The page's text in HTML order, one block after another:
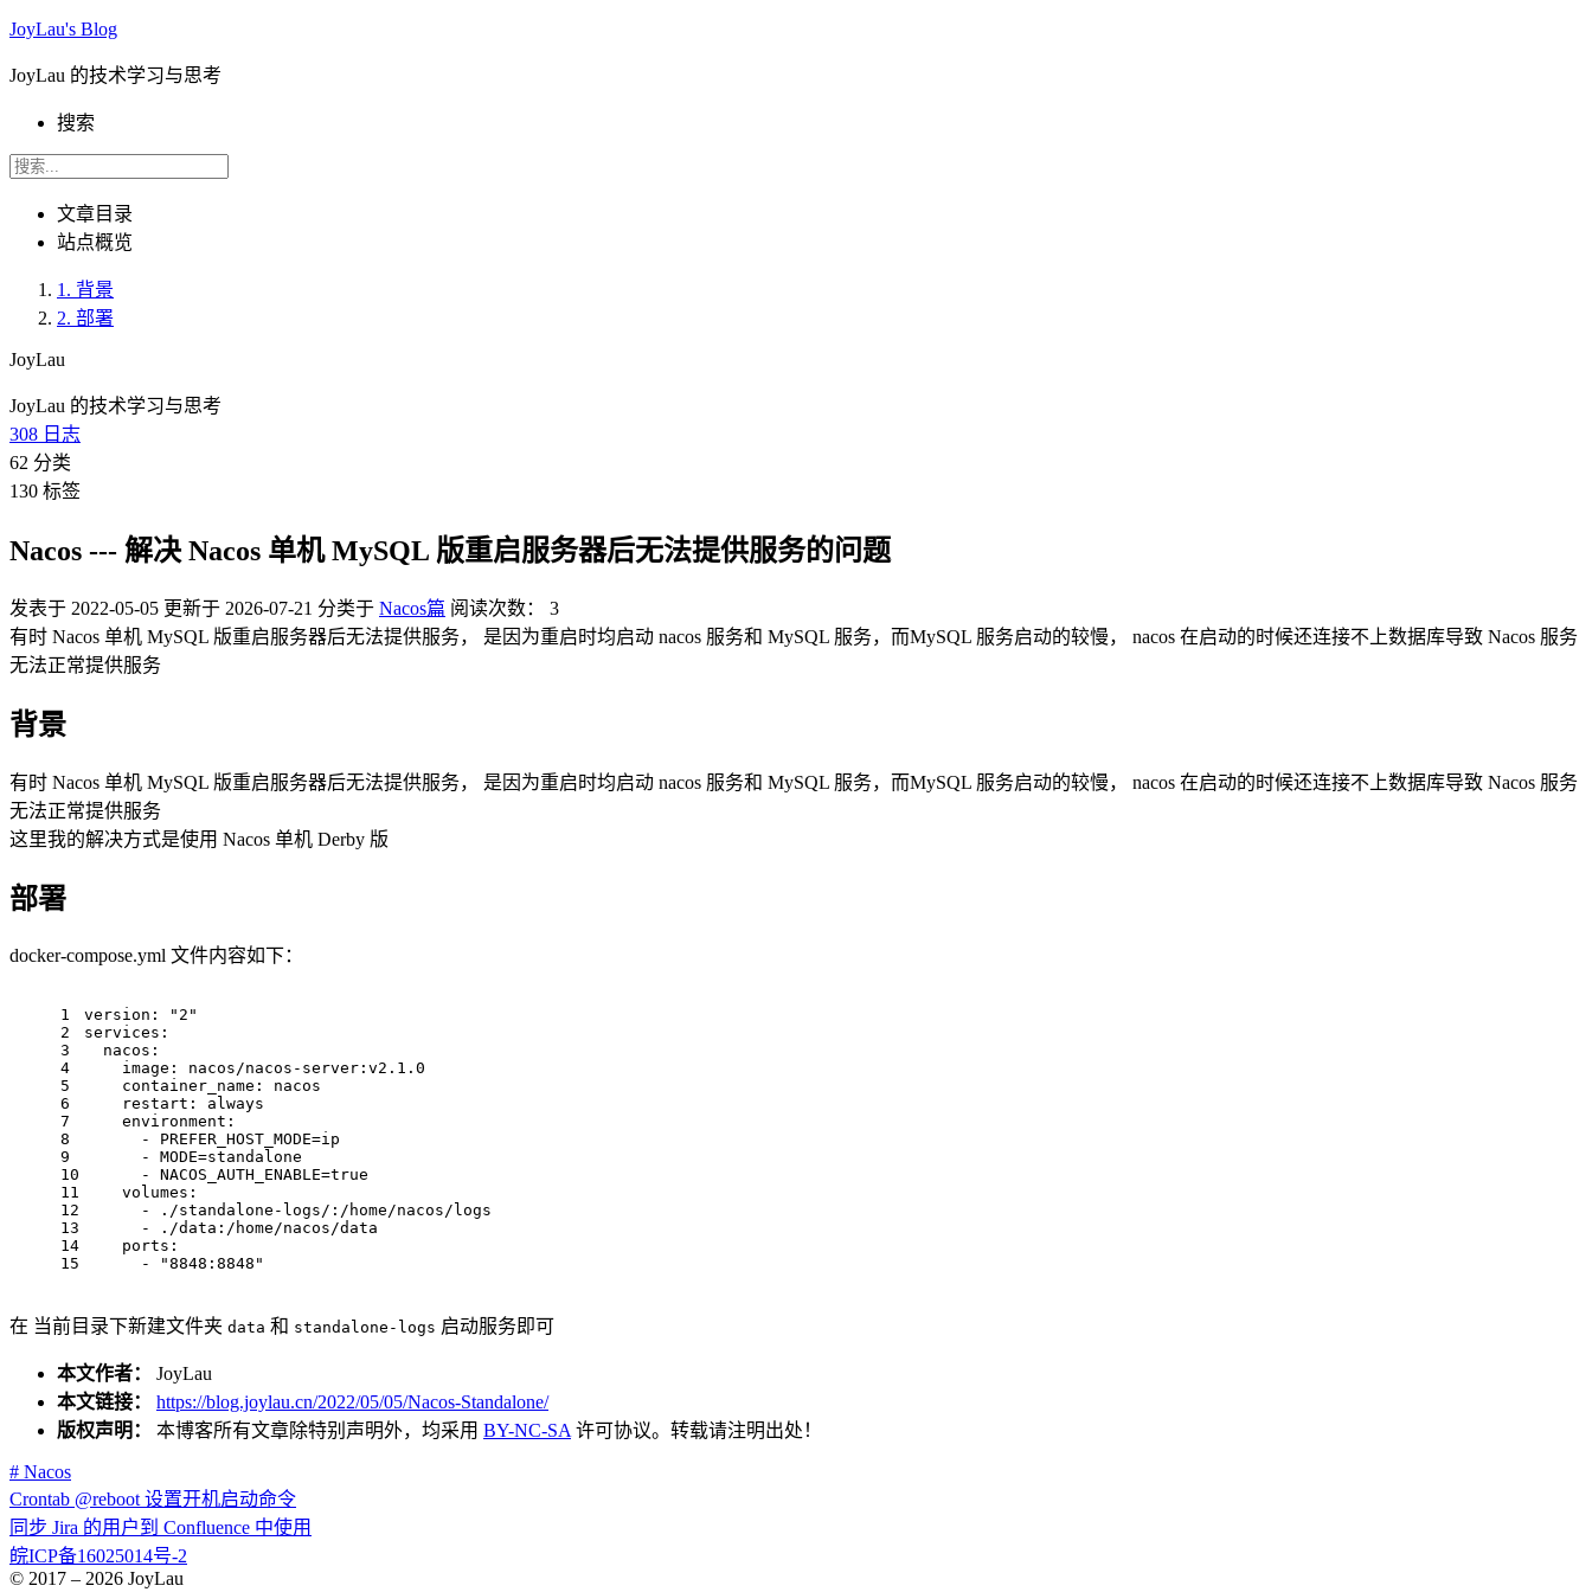
JoyLau's Blog
JoyLau 的技术学习与思考
搜索
文章目录
站点概览
1. 背景
2. 部署
JoyLau
JoyLau 的技术学习与思考
308 日志
62 分类
130 标签
Nacos --- 解决 Nacos 单机 MySQL 版重启服务器后无法提供服务的问题
发表于 2022-05-05 更新于 2026-07-21 分类于 Nacos篇 阅读次数：
3
有时 Nacos 单机 MySQL 版重启服务器后无法提供服务， 是因为重启时均启动 nacos 服务和 MySQL 服务，而MySQL 服务启动的较慢， nacos 在启动的时候还连接不上数据库导致 Nacos 服务
无法正常提供服务
背景
有时 Nacos 单机 MySQL 版重启服务器后无法提供服务， 是因为重启时均启动 nacos 服务和 MySQL 服务，而MySQL 服务启动的较慢， nacos 在启动的时候还连接不上数据库导致 Nacos 服务
无法正常提供服务
这里我的解决方式是使用 Nacos 单机 Derby 版
部署
docker-compose.yml 文件内容如下：
1
2
3
4
5
6
7
8
9
10
11
12
13
14
15
version:
"2"
services:
nacos:
image:
nacos/nacos-server:v2.1.0
container_name:
nacos
restart:
always
environment:
-
PREFER_HOST_MODE=ip
-
MODE=standalone
-
NACOS_AUTH_ENABLE=true
volumes:
-
./standalone-logs/:/home/nacos/logs
-
./data:/home/nacos/data
ports:
-
"8848:8848"
在 当前目录下新建文件夹 data 和 standalone-logs 启动服务即可
本文作者： JoyLau
本文链接：
https://blog.joylau.cn/2022/05/05/Nacos-Standalone/
版权声明： 本博客所有文章除特别声明外，均采用 BY-NC-SA许可协议。转载请注明出处！
# Nacos
Crontab @reboot 设置开机启动命令
同步 Jira 的用户到 Confluence 中使用
皖ICP备16025014号-2
© 2017 – 2026 JoyLau